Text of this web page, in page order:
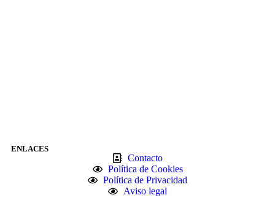
ENLACES
Contacto
Política de Cookies
Política de Privacidad
Aviso legal